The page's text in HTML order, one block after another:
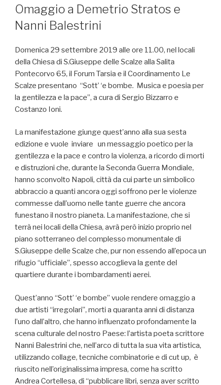
IL
Omaggio a Demetrio Stratos e
Nanni Balestrini
Domenica 29 settembre 2019 alle ore 11.00, nel locali
della Chiesa di S.Giuseppe delle Scalze alla Salita
Pontecorvo 65, il Forum Tarsia e il Coordinamento Le
Scalze presentano “Sott’ ‘e bombe. Musica e poesia per
la gentilezza e la pace”, a cura di Sergio Bizzarro e
Costanzo Ioni.
La manifestazione giunge quest’anno alla sua sesta
edizione e vuole inviare un messaggio poetico per la
gentilezza e la pace e contro la violenza, a ricordo di morti
e distruzioni che, durante la Seconda Guerra Mondiale,
hanno sconvolto Napoli, città da cui parte un simbolico
abbraccio a quanti ancora oggi soffrono per le violenze
commesse dall’uomo nelle tante guerre che ancora
funestano il nostro pianeta. La manifestazione, che si
terrà nei locali della Chiesa, avrà però inizio proprio nel
piano sotterraneo del complesso monumentale di
S.Giuseppe delle Scalze che, pur non essendo all’epoca un
rifugio “ufficiale”, spesso accoglieva la gente del
quartiere durante i bombardamenti aerei.
Quest’anno “Sott’ ‘e bombe” vuole rendere omaggio a
due artisti “irregolari”, morti a quaranta anni di distanza
l’uno dall’altro, che hanno influenzato profondamente la
scena culturale del nostro Paese: l’artista poeta scrittore
Nanni Balestrini che, nell’arco di tutta la sua vita artistica,
utilizzando collage, tecniche combinatorie e di cut up, è
riuscito nell’originalissima impresa, come ha scritto
Andrea Cortellesa, di “pubblicare libri, senza aver scritto